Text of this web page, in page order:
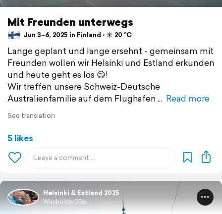
Mit Freunden unterwegs
Jun 3–6, 2025 in Finland ⋅ ☀️ 20 °C
Lange geplant und lange ersehnt - gemeinsam mit
Freunden wollen wir Helsinki und Estland erkunden
und heute geht es los 😄!
Wir treffen unsere Schweiz-Deutsche
Australienfamilie auf dem Flughafen
Read more
See translation
5 likes
Helsinki & Estland 2025
Wacholder2Go